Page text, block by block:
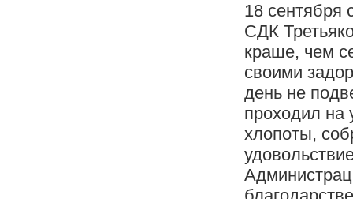
18 сентября
СДК
краше, чем
своими
день не
проходил на
хлопоты,